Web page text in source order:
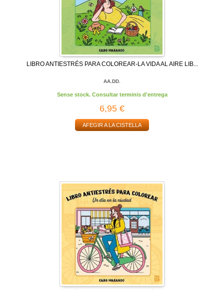
LIBRO ANTIESTRÉS PARA COLOREAR-LA VIDA AL AIRE LIB...
AA.DD.
Sense stock. Consultar terminis d'entrega
6,95 €
AFEGIR A LA CISTELLA